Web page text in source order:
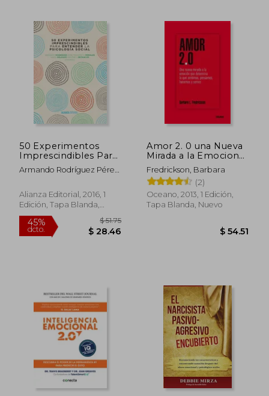
$ 5.75
45% 45%
50 Experimentos
Imprescindibles Para
Entender la
Psicología Social
Armando Rodríguez Pérez;
Domínguez; Naira
Delgado Rodríguez;
Verónica Betancort
Rodríguez
Alianza Editorial, 2016, 1
Edición, Tapa Blanda,
Nuevo
Amor 2. 0 una Nueva
Mirada a la Emocion
que Determina lo que
Sentimos Pensamos
Fredrickson, Barbara
(2)
Oceano, 2013, 1 Edición,
Tapa Blanda, Nuevo